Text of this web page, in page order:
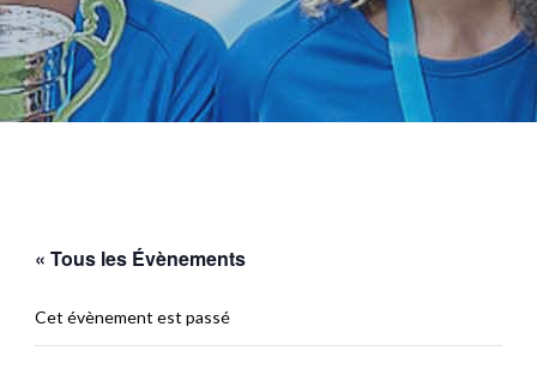
« Tous les Évènements
Cet évènement est passé